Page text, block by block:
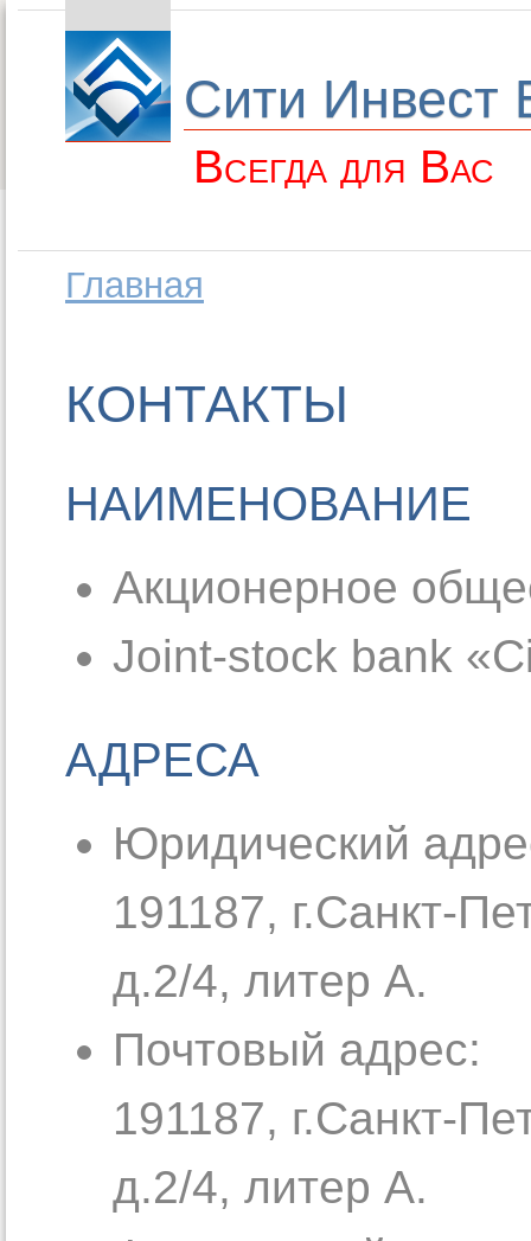
Сити Инвест
Всегда для Вас
Главная
КОНТАКТЫ
НАИМЕНОВАНИЕ
Акционерное
Joint-stock bank
АДРЕСА
Юридический
191187, г.Санкт-
д.2/4, литер А.
Почтовый адрес:
191187, г.Санкт-
д.2/4, литер А.